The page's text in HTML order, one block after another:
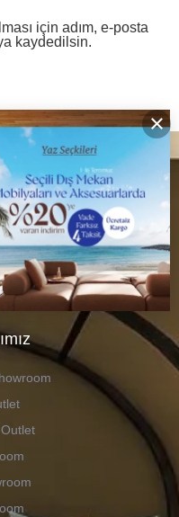
×
için adım, e-posta
kaydedilsin.
22
13